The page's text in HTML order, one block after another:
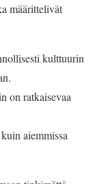
määrittelivät
kulttuurin
on ratkaisevaa
aiemmissa